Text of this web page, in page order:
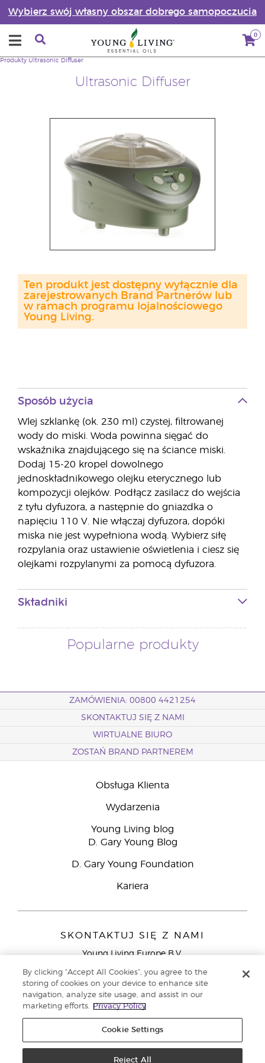
Wybierz swój własny obszar dobrego samopoczucia
0
Ultrasonic Diffuser
Produkty Ultrasonic Diffuser
Ten produkt jest dostępny wyłącznie dla
zarejestrowanych Brand Partnerów lub
w ramach programu lojalnościowego
Young Living.
Sposób użycia
Wlej szklankę (ok. 230 ml) czystej, filtrowanej
wody do miski. Woda powinna sięgać do
wskaźnika znajdującego się na ściance miski.
Dodaj 15-20 kropel dowolnego
jednoskładnikowego olejku eterycznego lub
kompozycji olejków. Podłącz zasilacz do wejścia
z tyłu dyfuzora, a następnie do gniazdka o
napięciu 110 V. Nie włączaj dyfuzora, dopóki
miska nie jest wypełniona wodą. Wybierz siłę
rozpylania oraz ustawienie oświetlenia i ciesz się
olejkami rozpylanymi za pomocą dyfuzora.
Składniki
Popularne produkty
ZAMÓWIENIA: 00800 4421254
SKONTAKTUJ SIĘ Z NAMI
WIRTUALNE BIURO
ZOSTAŃ BRAND PARTNEREM
Obsługa Klienta
Wydarzenia
Young Living blog
D. Gary Young Blog
D. Gary Young Foundation
Kariera
SKONTAKTUJ SIĘ Z NAMI
Young Living Europe B.V.
9727 AJ Groningen
Young Living Europe Ltd - Europejska siedziba
główna:+44 (0) 20 3935 9000
zastrzeżone. |Polityka prywatności
By clicking “Accept All Cookies”, you agree to the
storing of cookies on your device to enhance site
navigation, analyze site usage, and assist in our
marketing efforts.
Privacy Policy
Cookie Settings
Reject All